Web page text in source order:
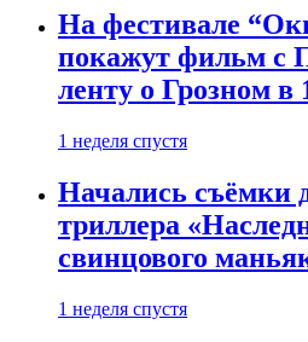
На фестивале
покажут фильм с
ленту о Грозном в
1 неделя спустя
Начались съёмки
триллера
свинцового
1 неделя спустя